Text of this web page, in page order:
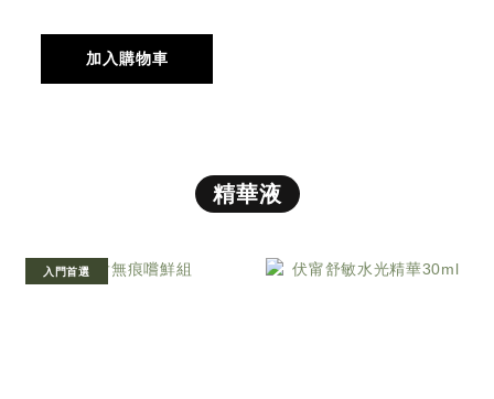
加入購物車
精華液
入門首選